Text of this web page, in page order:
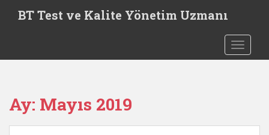
t
BT Test ve Kalite Yönetim Uzmanı
Ay: Mayıs 2019